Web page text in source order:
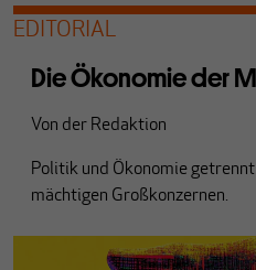
EDITORIAL
Die Ökonomie der
Von der Redaktion
Politik und Ökonomie
mächtigen Großkonzernen.